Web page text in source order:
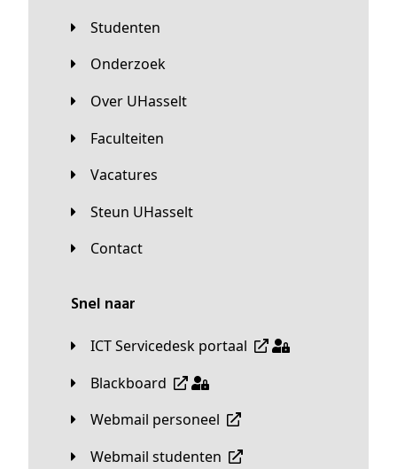
Studenten
Onderzoek
Over UHasselt
Faculteiten
Vacatures
Steun UHasselt
Contact
Snel naar
ICT Servicedesk portaal
Blackboard
Webmail personeel
Webmail studenten